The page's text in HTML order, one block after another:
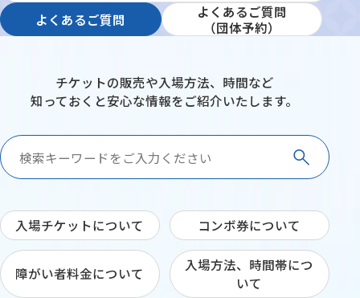
よくあるご質問
よくあるご質問
（団体予約）
よくあるご質問（団体予約
チケットの販売や入場方法、時間など
知っておくと安心な情報をご紹介いたします。
入場チケットについて コンボ券について
障がい者料金について
入場方法、時間帯につ
いて